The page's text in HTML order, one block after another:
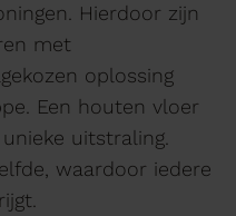
Hierdoor zijn
met
oplossing
Een houten vloer
uitstraling.
waardoor iedere